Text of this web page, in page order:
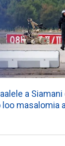
a Siamani
masalomia